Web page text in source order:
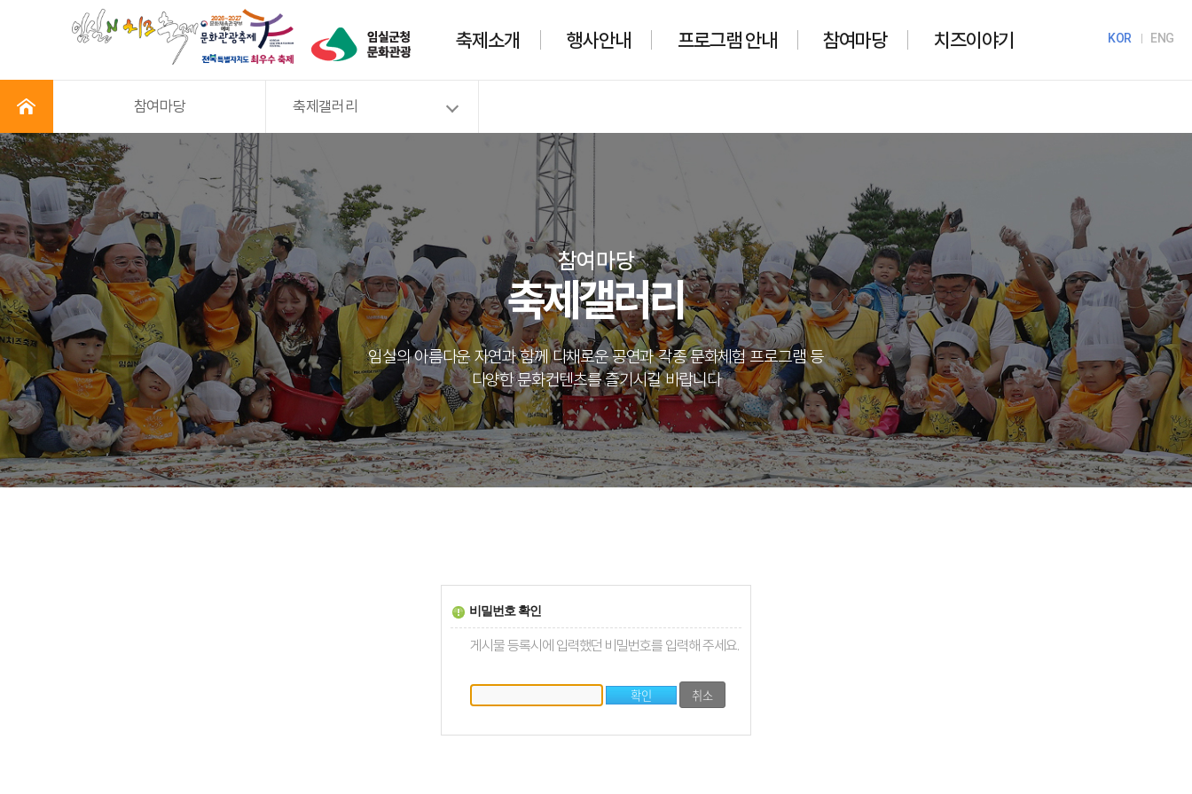
축제소개 행사안내 프로그램 안내 참여마당 치즈이야기
참여마당 축제갤러리
KOR ENG
참여마당
축제갤러리
임실의 아름다운 자연과 함께 다채로운 공연과 각종 문화체험 프로그램 등
다양한 문화컨텐츠를 즐기시길 바랍니다
비밀번호 확인
게시물 등록시에 입력했던 비밀번호를 입력해 주세요.